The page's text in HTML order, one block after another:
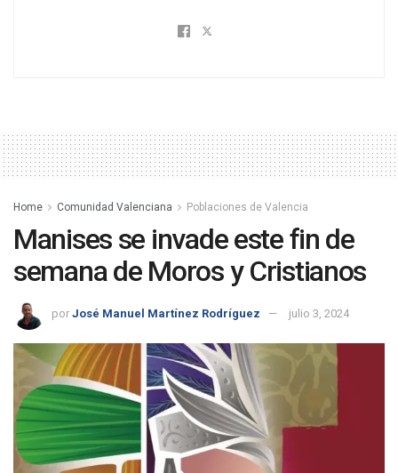
Home Comunidad Valenciana Poblaciones de Valencia
Manises se invade este fin de
semana de Moros y Cristianos
por José Manuel Martínez Rodríguez julio 3, 2024